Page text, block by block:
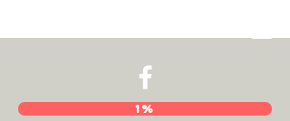
1%